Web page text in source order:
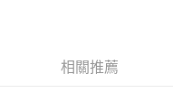
相關推薦